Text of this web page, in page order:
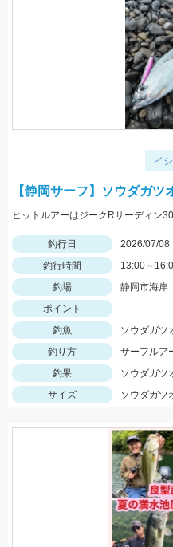
イ
【静岡サーフ】ソウダガツ
釣行日
2026/07/08
釣行時間
13:00～
釣場
静岡市海岸
ポイント
釣魚
ソウダガツ
釣り方
サーフルア
釣果
ソウダガツ
サイズ
ソウダガツ